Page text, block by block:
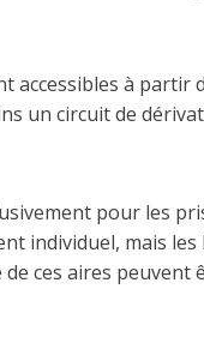
à partir
un circuit de
pour les
individuel, mais
ces aires peuvent